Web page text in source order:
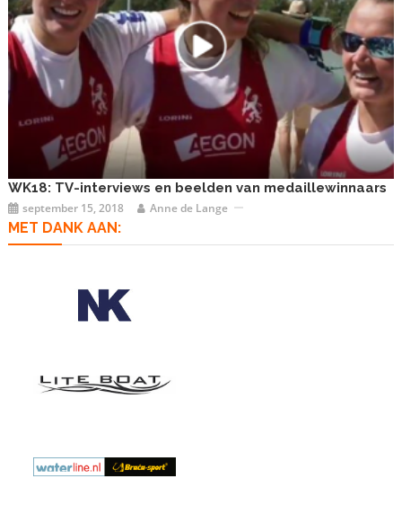
WK18: TV-interviews en beelden van medaillewinnaars
september 15, 2018 Anne de Lange
MET DANK AAN: